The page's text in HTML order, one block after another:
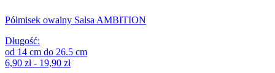
Półmisek owalny Salsa AMBITION
Długość:
od 14 cm do 26.5 cm
6,90 zł - 19,90 zł